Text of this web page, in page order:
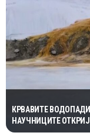
КРВАВИТЕ
НАУЧНИЦИТЕ
МИЛИОНИ ГОДИНИ